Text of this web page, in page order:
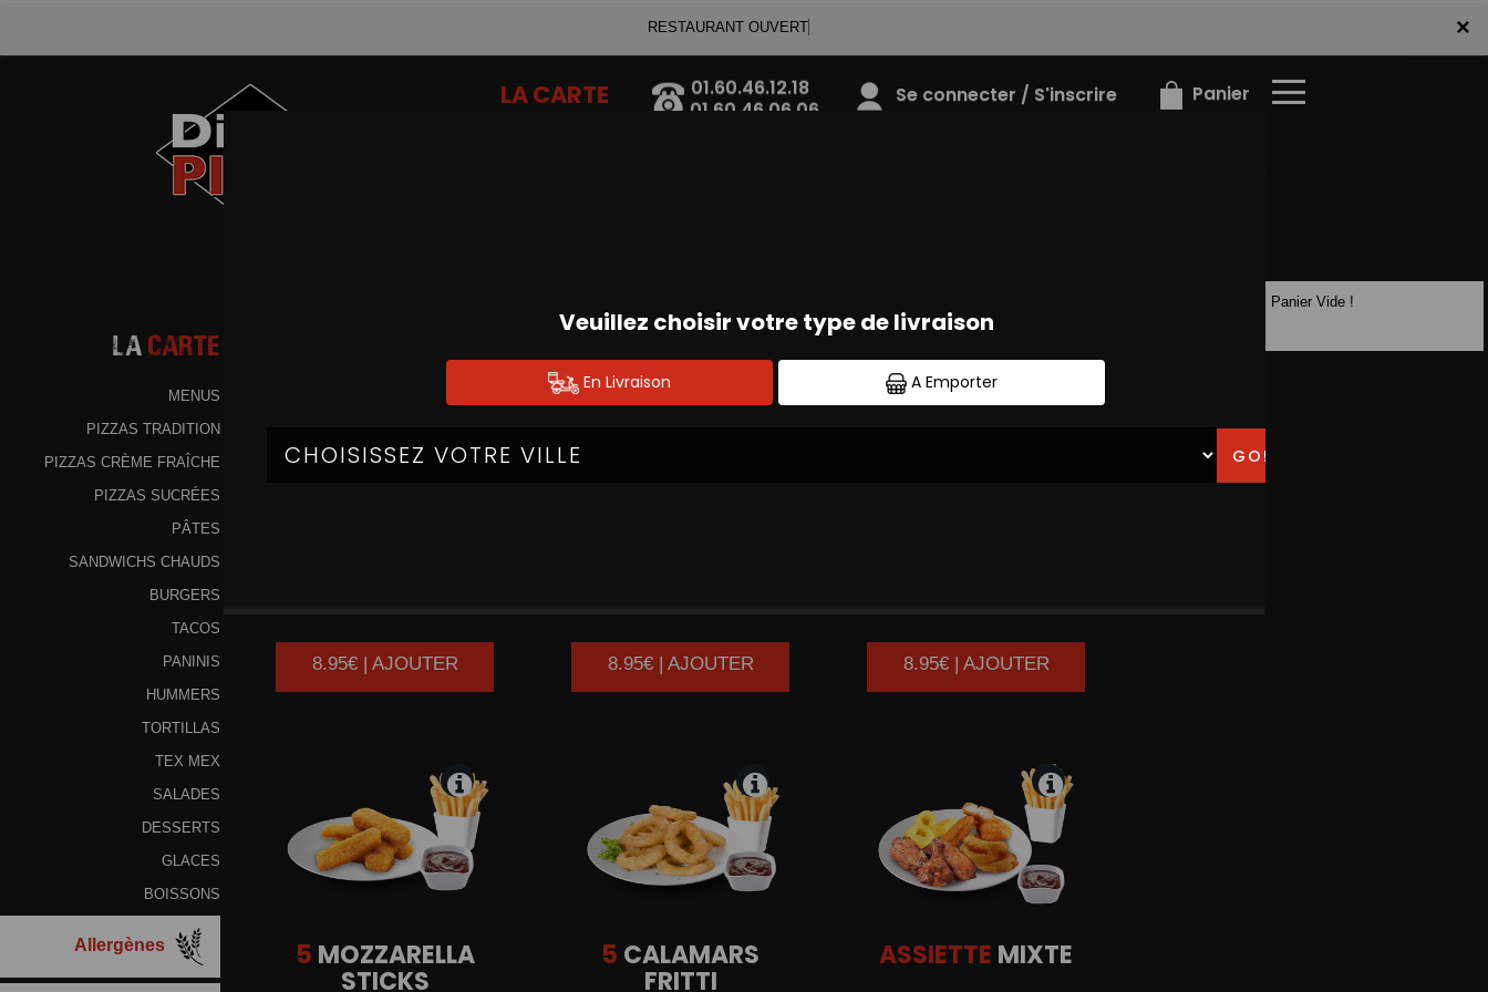
×
RESTAURANT OUVERT
LA CARTE
01.60.46.12.18
01.60.46.06.06
Se connecter / S'inscrire Panier
×
LaCarte
MENUS
PIZZAS TRADITION
PIZZAS CRÈME FRAÎCHE
PIZZAS SUCRÉES
PÂTES
SANDWICHS CHAUDS
BURGERS
TACOS
PANINIS
HUMMERS
TORTILLAS
TEX MEX
SALADES
DESSERTS
GLACES
BOISSONS
Allergènes
TEX MEX
8.95€ | AJOUTER 8.95€ | AJOUTER 8.95€ | AJOUTER
5 MOZZARELLA
STICKS
5 CALAMARS
FRITTI
ASSIETTE MIXTE
Panier Vide !